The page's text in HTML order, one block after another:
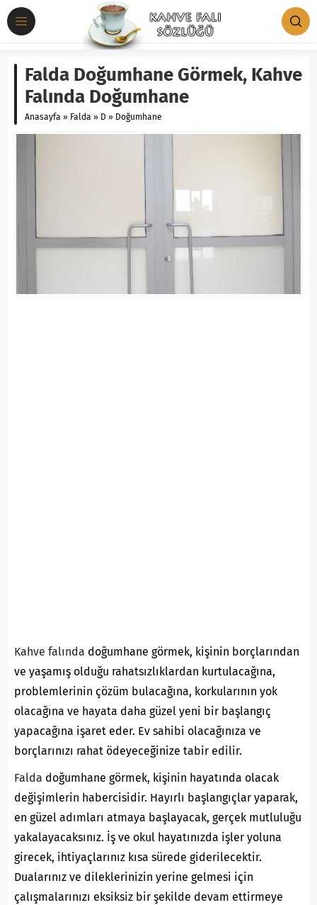
Falda Doğumhane Görmek, Kahve
Falında Doğumhane
Anasayfa » Falda » D » Doğumhane
Kahve falında doğumhane görmek, kişinin borçlarından
ve yaşamış olduğu rahatsızlıklardan kurtulacağına,
problemlerinin çözüm bulacağına, korkularının yok
olacağına ve hayata daha güzel yeni bir başlangıç
yapacağına işaret eder. Ev sahibi olacağınıza ve
borçlarınızı rahat ödeyeceğinize tabir edilir.
Falda doğumhane görmek, kişinin hayatında olacak
değişimlerin habercisidir. Hayırlı başlangıçlar yaparak,
en güzel adımları atmaya başlayacak, gerçek mutluluğu
yakalayacaksınız. İş ve okul hayatınızda işler yoluna
girecek, ihtiyaçlarınız kısa sürede giderilecektir.
Dualarınız ve dileklerinizin yerine gelmesi için
çalışmalarınızı eksiksiz bir şekilde devam ettirmeye